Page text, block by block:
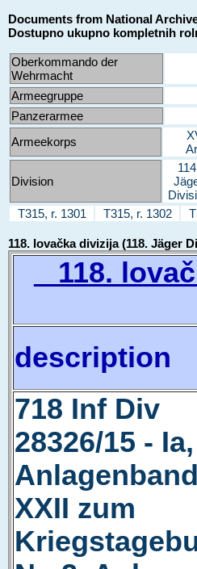
Documents from National
Dostupno ukupno kompletnih
Oberkommando der
Wehrmacht
Armeegruppe
Panzerarmee
Armeekorps
Division
T315, r. 1301
T315, r. 1302
118. lovačka divizija (118. Jäger
118.
description
718 Inf Div
28326/15 - Ia,
Anlagenband
XXII zum